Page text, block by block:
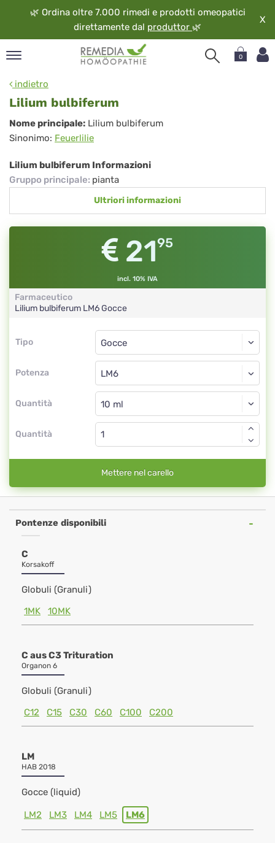
🌿 Ordina oltre 7.000 rimedi e prodotti omeopatici
direttamente dal produttor 🌿
X
0
indietro
Lilium bulbiferum
Lilium
bulbiferum
Nome principale: Lilium bulbiferum
Sinonimo: Feuerlilie
Lilium bulbiferum Informazioni
Gruppo principale: pianta
Ultriori informazioni
2195
incl. 10% IVA
Farmaceutico
Lilium bulbiferum LM6Gocce
Tipo
Tipo
Potenza
Gocce
LM6
Quantità
Gocce
Quantità
Mettere nel carello
Pontenze disponibili
C
Korsakoff
Globuli (Granuli)
1MK
10MK
C aus C3 Trituration
Organon 6
Globuli (Granuli)
C12
C15 C30 C60 C100 C200
LM
HAB 2018
Gocce (liquid)
LM2 LM3 LM4 LM5 LM6